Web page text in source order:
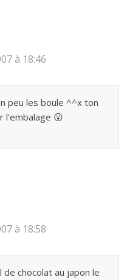
à 18:46
peu les boule ^^x ton
😮
à 18:58
de chocolat au japon le